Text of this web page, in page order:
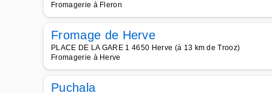
Fromagerie à Fleron
Fromage de Herve
PLACE DE LA GARE 1 4650 Herve (à 13 km de Trooz)
Fromagerie à Herve
Puchala